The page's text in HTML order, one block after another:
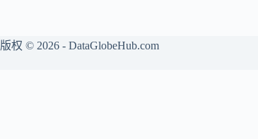
版权 © 2026 - DataGlobeHub.com